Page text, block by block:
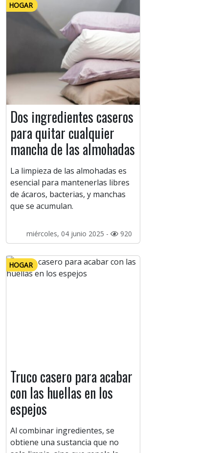
HOGAR
Dos ingredientes caseros
para quitar cualquier
mancha de las almohadas
La limpieza de las almohadas es
esencial para mantenerlas libres
de ácaros, bacterias, y manchas
que se acumulan.
miércoles, 04 junio 2025 - 920
HOGAR
Truco casero para acabar
con las huellas en los
espejos
Al combinar ingredientes, se
obtiene una sustancia que no